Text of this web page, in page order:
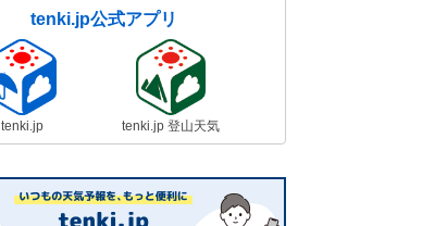
tenki.jp公式アプリ
tenki.jp tenki.jp 登山天気